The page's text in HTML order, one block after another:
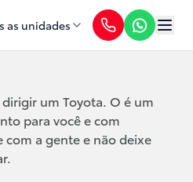
as unidades
um Toyota. O é um
para você e com
com a gente e não deixe